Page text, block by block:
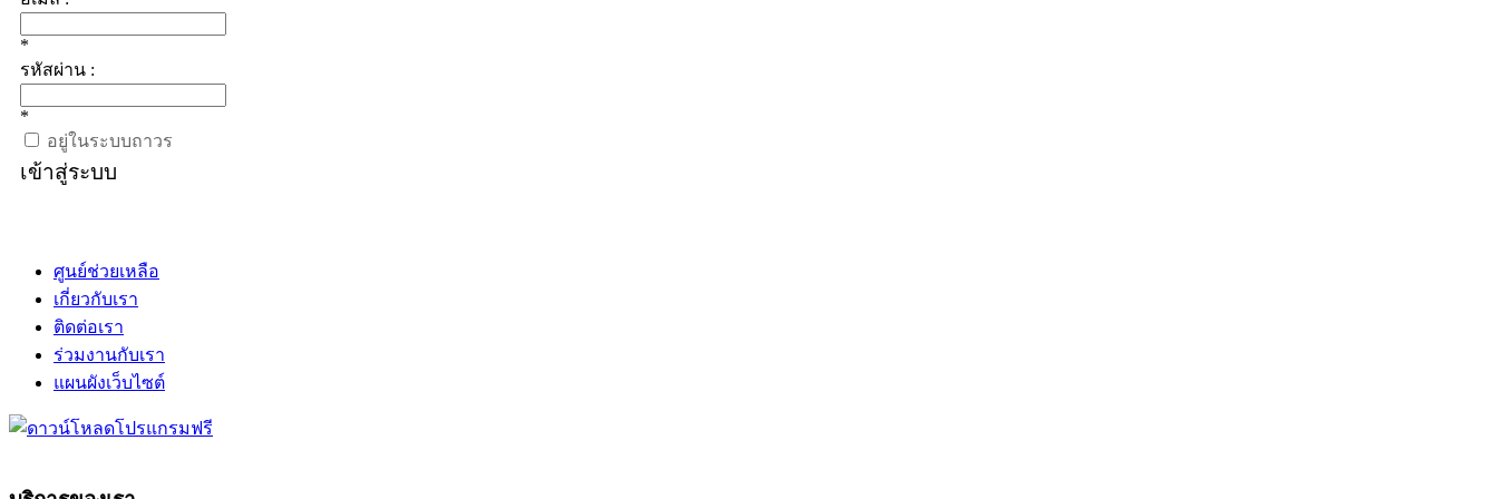
*
รหัสผ่าน :
*
อยู่ในระบบถาวร
เข้าสู่ระบบ
ศูนย์ช่วยเหลือ
เกี่ยวกับเรา
ติดต่อเรา
ร่วมงานกับเรา
แผนผังเว็บไซต์